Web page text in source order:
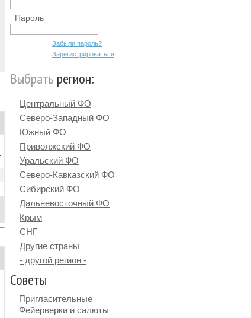
Пароль
Забыли пароль?
Зарегистрироваться
Выбрать регион:
Центральный ФО
Северо-Западный ФО
Южный ФО
Приволжский ФО
Уральский ФО
Северо-Кавказский ФО
Сибирский ФО
Дальневосточный ФО
Крым
СНГ
Другие страны
- другой регион -
Советы
Пригласительные
Фейерверки и салюты